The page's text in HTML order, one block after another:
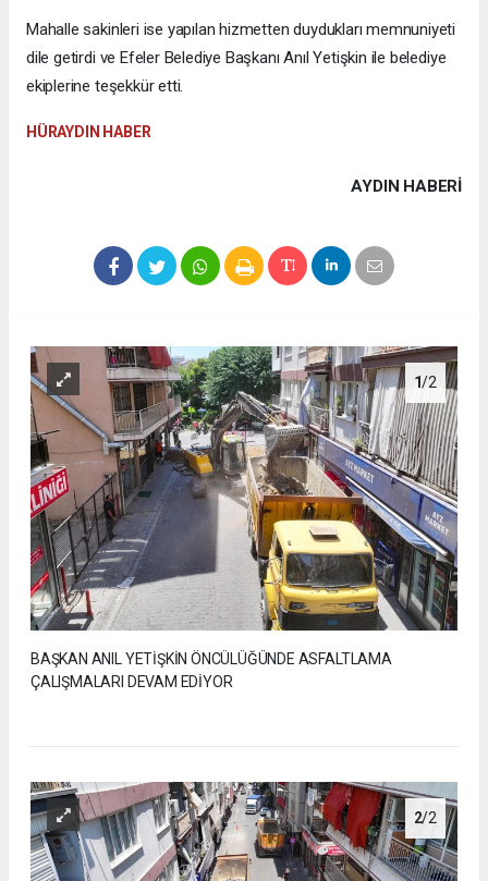
Mahalle sakinleri ise yapılan hizmetten duydukları memnuniyeti
dile getirdi ve Efeler Belediye Başkanı Anıl Yetişkin ile belediye
ekiplerine teşekkür etti.
HÜRAYDIN HABER
AYDIN HABERİ
1/2
BAŞKAN ANIL YETİŞKİN ÖNCÜLÜĞÜNDE ASFALTLAMA
ÇALIŞMALARI DEVAM EDİYOR
2/2